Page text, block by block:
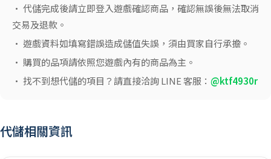
• 代儲完成後請立即登入遊戲確認商品，確認無誤後無法取消
交易及退款。
• 遊戲資料如填寫錯誤造成儲值失誤，須由買家自行承擔。
• 購買的品項請依照您遊戲內有的商品為主。
• 找不到想代儲的項目？請直接洽詢 LINE 客服： @ktf4930r
代儲相關資訊